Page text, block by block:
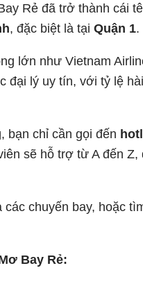
Rẻ đã trở thành cái
, đặc biệt là tại Quận 1.
lớn như Vietnam
đại lý uy tín, với tỷ lệ
bạn chỉ cần gọi đến
sẽ hỗ trợ từ A đến Z,
chuyến bay, hoặc
Bay Rẻ: